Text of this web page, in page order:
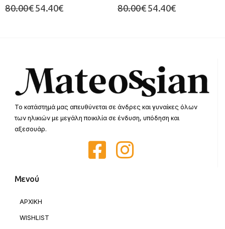
80.00€ 54.40€ 80.00€ 54.40€
Το κατάστημά μας απευθύνεται σε άνδρες και γυναίκες όλων
των ηλικιών με μεγάλη ποικιλία σε ένδυση, υπόδηση και
αξεσουάρ.
Μενού
ΑΡΧΙΚΗ
WISHLIST